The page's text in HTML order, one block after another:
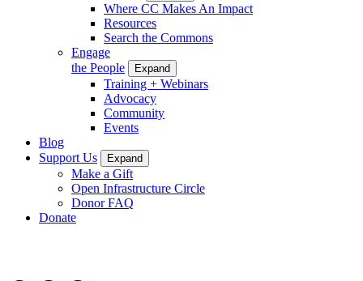
Where CC Makes An Impact
Resources
Search the Commons
Engage
the People
Expand
Training + Webinars
Advocacy
Community
Events
Blog
Support Us
Expand
Make a Gift
Open Infrastructure Circle
Donor FAQ
Donate